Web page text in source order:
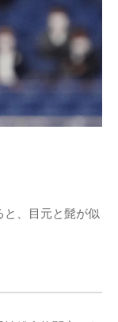
と、目元と髭が似